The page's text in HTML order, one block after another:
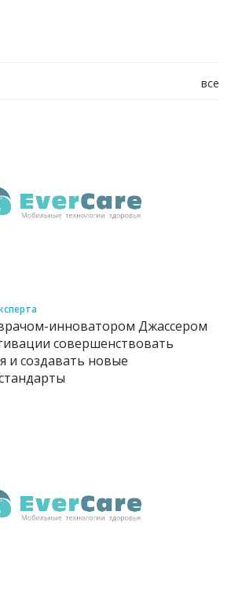
все
инноватором Джассером
совершенствовать
и создавать новые